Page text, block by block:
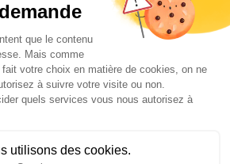
Gestion du
que le contenu
Mais comme
votre choix en matière de cookies, on ne
à suivre votre visite ou non.
quels services vous nous autorisez à
utilisons des cookies.
Axeptio consent
de nouveaux clients en
est d’augmenter votre visibilité, le
ainsi que la rentabilité
n’avez aucune présence sur
chaque jour des clients ?
stagne et vous voulez
? Contactez-nous pour